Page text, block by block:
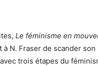
Le féminisme en
N. Fraser de scander
trois étapes du